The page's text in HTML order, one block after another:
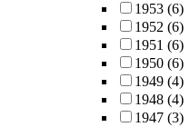
1953 (6)
1952 (6)
1951 (6)
1950 (6)
1949 (4)
1948 (4)
1947 (3)